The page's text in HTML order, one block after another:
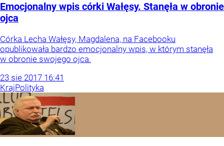
Emocjonalny wpis córki Wałęsy. Stanęła w obronie
ojca
Córka Lecha Wałęsy, Magdalena, na Facebooku
opublikowała bardzo emocjonalny wpis, w którym stanęła
w obronie swojego ojca.
23 sie 2017 16:41
KrajPolityka